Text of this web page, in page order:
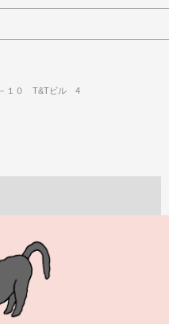
－１０ T&Tビル 4